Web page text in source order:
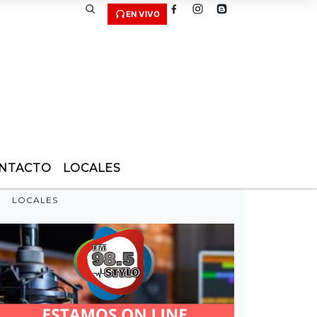
EN VIVO
LOCALES
LOCALES